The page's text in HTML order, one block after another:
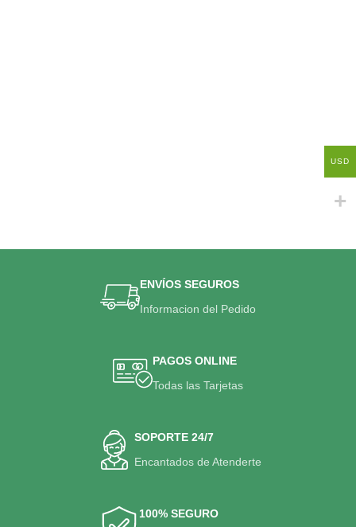
ENVÍOS SEGUROS
Informacion del Pedido
PAGOS ONLINE
Todas las Tarjetas
SOPORTE 24/7
Encantados de Atenderte
100% SEGURO
USD